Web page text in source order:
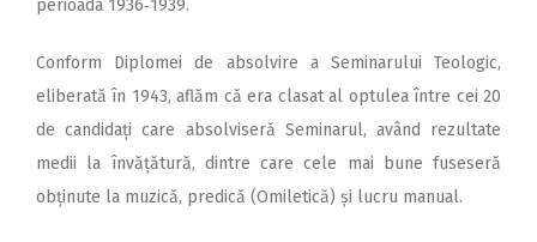
perioada 1936‑1939.
Conform Diplomei de absolvire a Seminarului Teologic,
eliberată în 1943, aflăm că era clasat al optulea între cei 20
de candidați care absolviseră Seminarul, având rezultate
medii la învățătură, dintre care cele mai bune fuseseră
obținute la muzică, predică (Omiletică) și lucru manual.